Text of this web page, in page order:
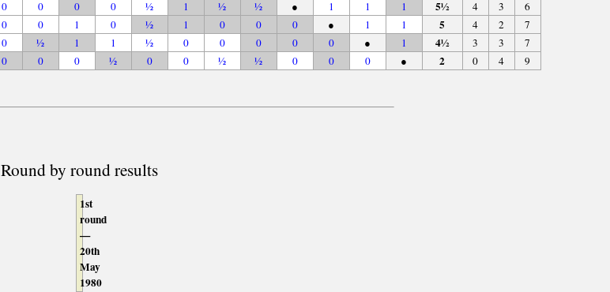
0 0 0 0 ½ 1 ½ ½ ● 1 1 1 5½ 4 3
6
0 0 1 0 ½ 1 0 0 0 ● 1 1 5 4 2
7
0 ½ 1 1 ½ 0 0 0 0 0 ● 1 4½ 3 3
7
0 0 0 ½ 0 0 ½ ½ 0 0 0 ● 2 0 4 9
Round by round results
1st
round
—
20th
May
1980